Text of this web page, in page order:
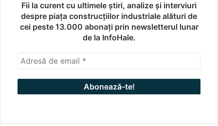
Fii la curent cu ultimele știri, analize și interviuri
despre piața construcțiilor industriale alături de
cei peste 13.000 abonați prin newsletterul lunar
de la InfoHale.